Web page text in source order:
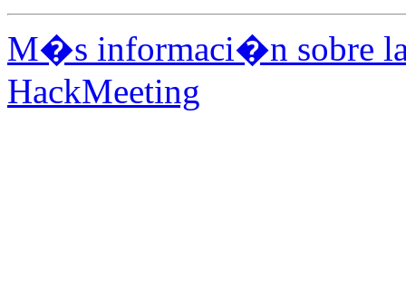
M�s informaci�n sobre
HackMeeting